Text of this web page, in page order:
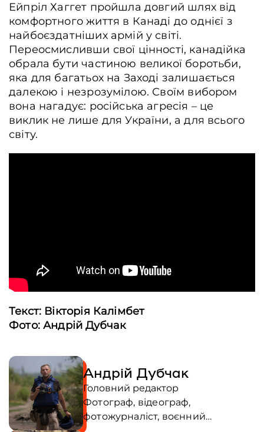
Ейпріл Хаггет пройшла довгий шлях від
комфортного життя в Канаді до однієї з
найбоєздатніших армій у світі.
Переосмисливши свої цінності, канадійка
обрала бути частиною великої боротьби,
яка для багатьох на Заході залишається
далекою і незрозумілою. Своїм вибором
вона нагадує: російська агресія – це
виклик не лише для України, а для всього
світу.
Текст: Вікторія Калімбет
Фото: Андрій Дубчак
Андрій Дубчак
Головний редактор
Фотограф, відеограф,
фотожурналіст, воєнний